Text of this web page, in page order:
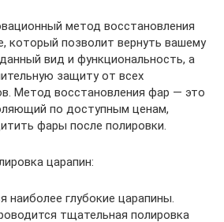
метод восстановления
который позволит вернуть вашему
вид и функциональность, а
защиту от всех
Метод восстановления фар — это
по доступным ценам,
фары после полировки.
царапин:
наиболее глубокие царапины.
тщательная полировка